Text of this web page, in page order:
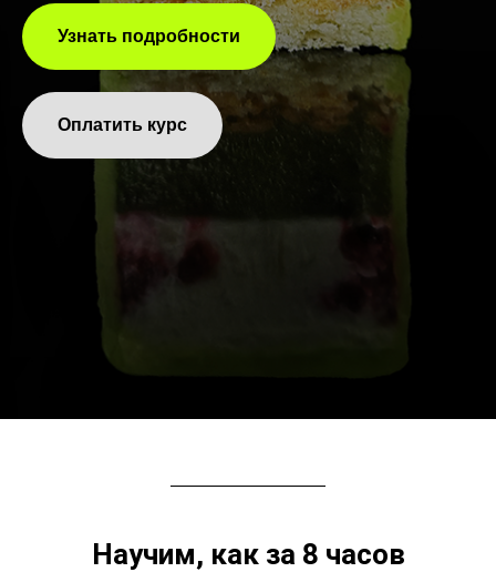
Узнать подробности
Оплатить курс
Научим, как за 8 часов